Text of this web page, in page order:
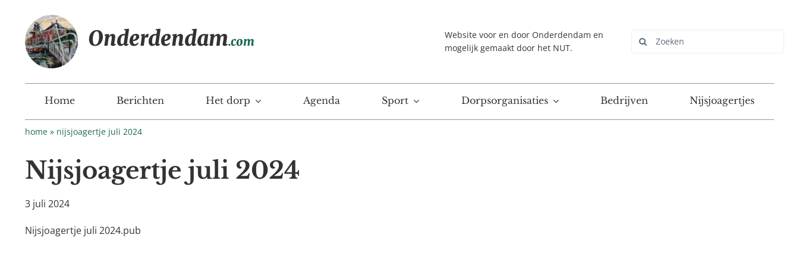
inhoud
Onderdendam.com
Website voor en door Onderdendam en
mogelijk gemaakt door het NUT.
Zoeken
Home Berichten Het dorp Agenda Sport Dorpsorganisaties Bedrijven Nijsjoagertjes
home» nijsjoagertje juli 2024
Nijsjoagertje juli 2024
3 juli 2024
Nijsjoagertje juli 2024.pub